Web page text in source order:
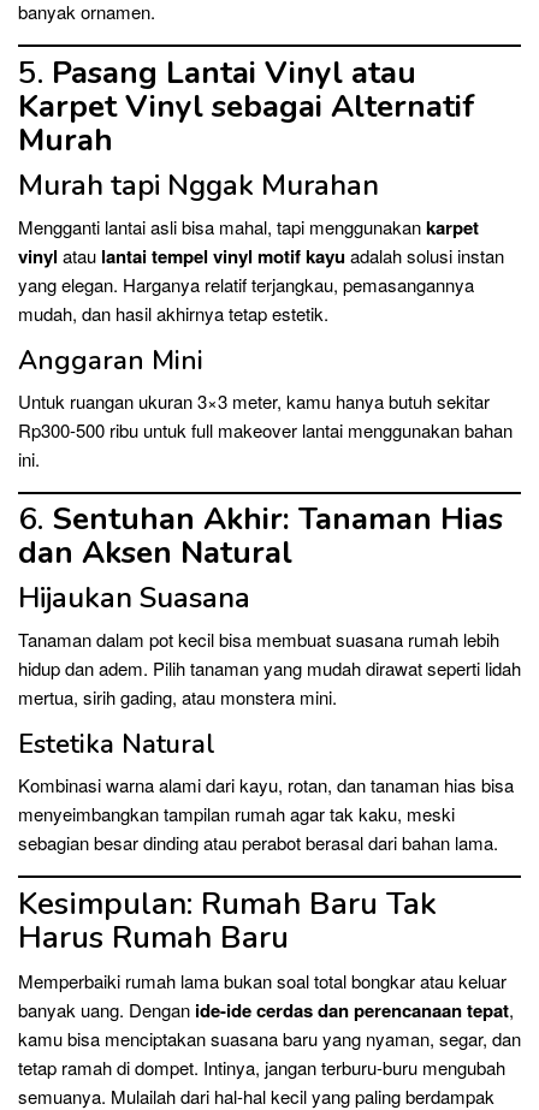
banyak ornamen.
5. Pasang Lantai Vinyl atau
Karpet Vinyl sebagai Alternatif
Murah
Murah tapi Nggak Murahan
Mengganti lantai asli bisa mahal, tapi menggunakankarpet
vinyl atau lantai tempel vinyl motif kayuadalah solusi instan
yang elegan. Harganya relatif terjangkau, pemasangannya
mudah, dan hasil akhirnya tetap estetik.
Anggaran Mini
Untuk ruangan ukuran 3×3 meter, kamu hanya butuh sekitar
Rp300-500 ribu untuk full makeover lantai menggunakan bahan
ini.
6. Sentuhan Akhir: Tanaman Hias
dan Aksen Natural
Hijaukan Suasana
Tanaman dalam pot kecil bisa membuat suasana rumah lebih
hidup dan adem. Pilih tanaman yang mudah dirawat seperti lidah
mertua, sirih gading, atau monstera mini.
Estetika Natural
Kombinasi warna alami dari kayu, rotan, dan tanaman hias bisa
menyeimbangkan tampilan rumah agar tak kaku, meski
sebagian besar dinding atau perabot berasal dari bahan lama.
Kesimpulan: Rumah Baru Tak
Harus Rumah Baru
Memperbaiki rumah lama bukan soal total bongkar atau keluar
banyak uang. Dengan ide-ide cerdas dan perencanaan tepat,
kamu bisa menciptakan suasana baru yang nyaman, segar, dan
tetap ramah di dompet. Intinya, jangan terburu-buru mengubah
semuanya. Mulailah dari hal-hal kecil yang paling berdampak